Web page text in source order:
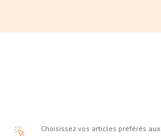
Choisissez vos articles préférés aux